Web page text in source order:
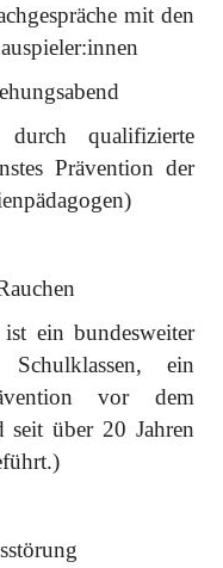
mit den
qualifizierte
Prävention der
ein bundesweiter
ein
vor dem
seit über 20 Jahren